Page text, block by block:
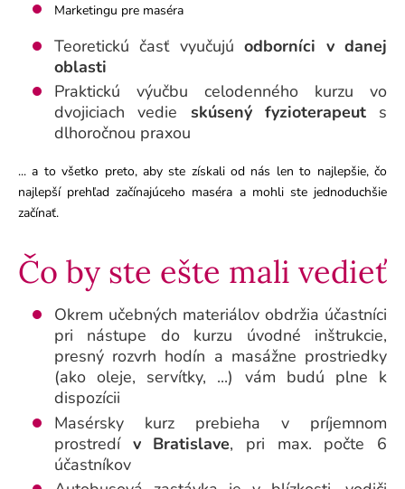
Marketingu pre maséra
Teoretickú časť vyučujúodborníci v danej
oblasti
Praktickú výučbu celodenného kurzu vo
dvojiciach vedie skúsený fyzioterapeuts
dlhoročnou praxou
... a to všetko preto, aby ste získali od nás len to najlepšie, čo
najlepší prehľad začínajúceho maséra a mohli ste jednoduchšie
začínať.
Čo by ste ešte mali vedieť
Okrem učebných materiálov obdržia účastníci
pri nástupe do kurzu úvodné inštrukcie,
presný rozvrh hodín a masážne prostriedky
(ako oleje, servítky, ...) vám budú plne k
dispozícii
Masérsky kurz prebieha v príjemnom
prostredí v Bratislave, pri max. počte 6
účastníkov